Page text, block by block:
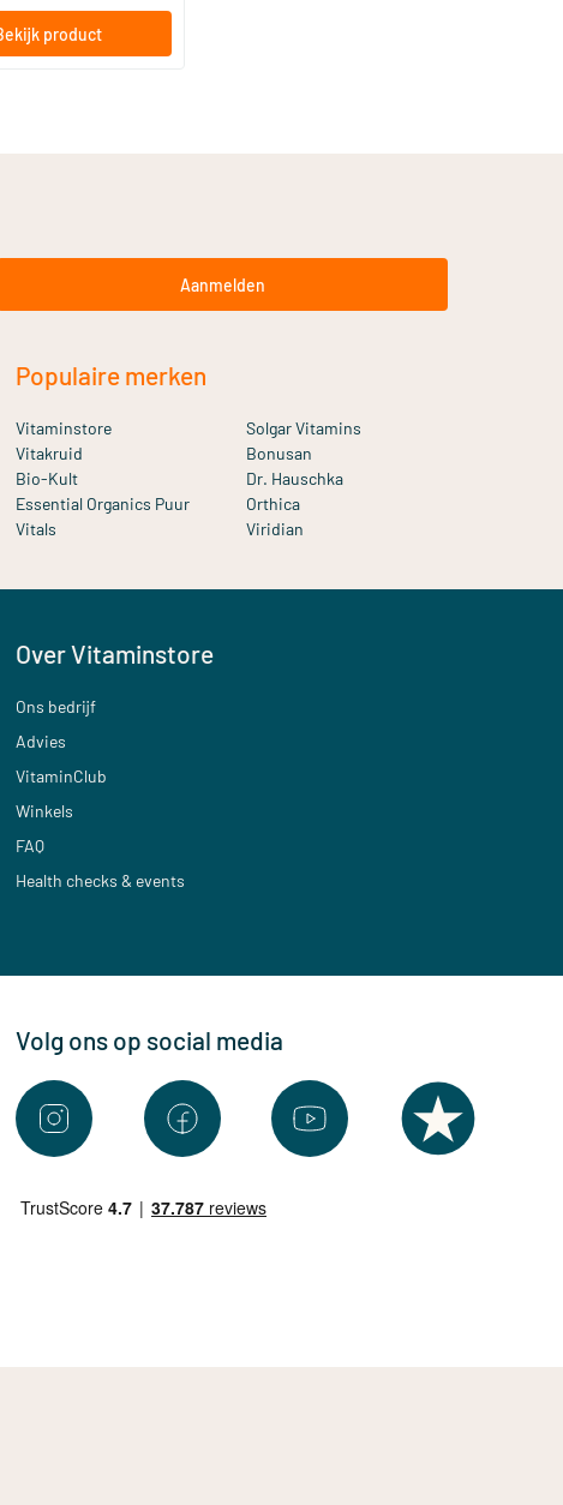
product
Aanmelden
Populaire merken
Vitaminstore
Solgar Vitamins
Vitakruid
Bonusan
Bio-Kult
Dr. Hauschka
Essential Organics Puur
Orthica
Vitals
Viridian
Over Vitaminstore
Ons bedrijf
Advies
VitaminClub
Winkels
FAQ
Health checks & events
Volg ons op social media